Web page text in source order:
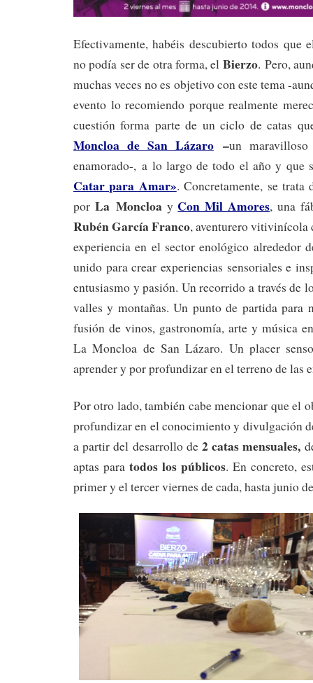
Efectivamente, habéis descubierto todos que
no podía ser de otra forma, el Bierzo. Pero,
muchas veces no es objetivo con este tema -
evento lo recomiendo porque realmente
cuestión forma parte de un ciclo de catas
Moncloa de San Lázaro –un
enamorado-, a lo largo de todo el año y que
Catar para Amar». Concretamente, se trata
por La Moncloa y Con Mil Amores, una
Rubén García Franco, aventurero vitivinícola
experiencia en el sector enológico alrededor
unido para crear experiencias sensoriales e
entusiasmo y pasión. Un recorrido a través de
valles y montañas. Un punto de partida para
fusión de vinos, gastronomía, arte y música
La Moncloa de San Lázaro. Un placer
aprender y por profundizar en el terreno de las
Por otro lado, también cabe mencionar que el
profundizar en el conocimiento y divulgación
a partir del desarrollo de2 catas mensuales,
aptas para todos los públicos. En concreto,
primer y el tercer viernes de cada, hasta junio